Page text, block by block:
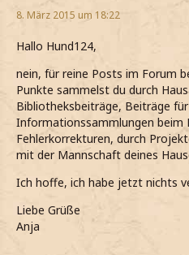
8. März 2015 um 18:22
Hallo Hund124,
nein, für reine Posts im Forum
Punkte sammelst du durch
Bibliotheksbeiträge, Beiträge
Informationssammlungen beim
Fehlerkorrekturen, durch
mit der Mannschaft deines
Ich hoffe, ich habe jetzt nichts
Liebe Grüße
Anja